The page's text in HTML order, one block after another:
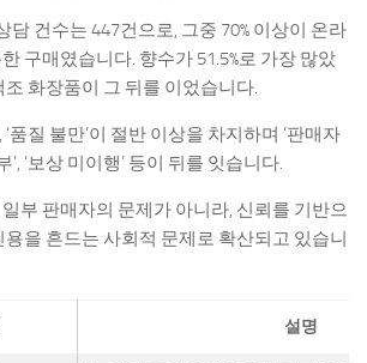
담 건수는 447건으로, 그중 70% 이상이 온라
구매였습니다. 향수가 51.5%로 가장 많았
화장품이 그 뒤를 이었습니다.
품질 불만’이 절반 이상을 차지하며 ‘판매자
’, ‘보상 미이행’ 등이 뒤를 잇습니다.
부 판매자의 문제가 아니라, 신뢰를 기반으
용을 흔드는 사회적 문제로 확산되고 있습니
설명